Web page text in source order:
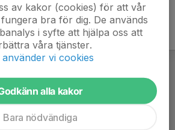
av kakor (cookies) för att vår
bra för dig. De används
i syfte att hjälpa oss att
våra tjänster.
använder vi cookies
alla kakor
Bara nödvändiga